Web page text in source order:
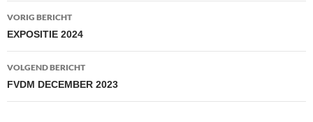
Bericht
navigatie
VORIG BERICHT
EXPOSITIE 2024
VOLGEND BERICHT
FVDM DECEMBER 2023